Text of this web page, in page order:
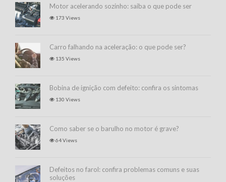
Motor acelerando sozinho: saiba o que pode ser
173 Views
Carro falhando na aceleração: o que pode ser?
135 Views
Bobina de ignição com defeito: confira os sintomas
130 Views
Como saber se o barulho no motor é grave?
64 Views
Defeitos no farol: confira problemas comuns e suas
soluções